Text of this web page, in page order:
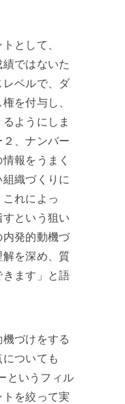
として、
績ではないた
ベルで、ダ
を付与し、
ようにしま
、ナンバー
報をうまく
織づくりに
れによっ
という狙い
発的動機づ
を深め、質
ます」と語
機づけをする
ついても
というフィル
を絞って実